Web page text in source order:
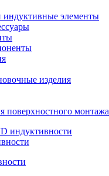
индуктивные элементы
изделия
поверхностного монтажа
индуктивности